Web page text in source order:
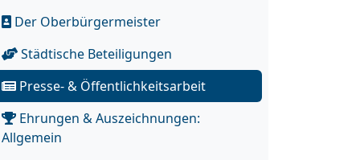
Der Oberbürgermeister
Städtische Beteiligungen
Presse- & Öffentlichkeitsarbeit
Ehrungen & Auszeichnungen:
Allgemein